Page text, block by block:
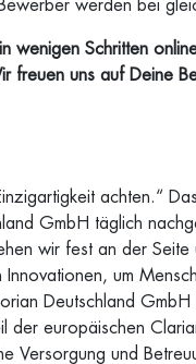
werden bei
wenigen Schritten
freuen uns auf Deine
achten.“
GmbH täglich
wir fest an der
um
Deutschland
der europäischen
Versorgung und